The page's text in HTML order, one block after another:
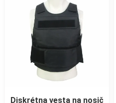
Diskrétna vesta na nosič